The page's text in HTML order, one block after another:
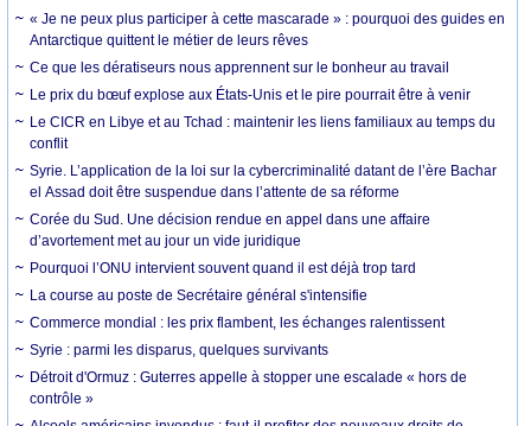
« Je ne peux plus participer à cette mascarade » : pourquoi des guides en
Antarctique quittent le métier de leurs rêves
Ce que les dératiseurs nous apprennent sur le bonheur au travail
Le prix du bœuf explose aux États-Unis et le pire pourrait être à venir
Le CICR en Libye et au Tchad : maintenir les liens familiaux au temps du
conflit
Syrie. L’application de la loi sur la cybercriminalité datant de l’ère Bachar
el Assad doit être suspendue dans l’attente de sa réforme
Corée du Sud. Une décision rendue en appel dans une affaire
d’avortement met au jour un vide juridique
Pourquoi l’ONU intervient souvent quand il est déjà trop tard
La course au poste de Secrétaire général s'intensifie
Commerce mondial : les prix flambent, les échanges ralentissent
Syrie : parmi les disparus, quelques survivants
Détroit d'Ormuz : Guterres appelle à stopper une escalade « hors de
contrôle »